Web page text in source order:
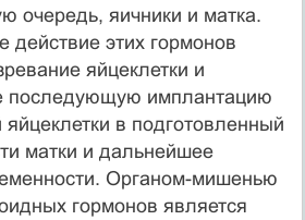
очередь, яичники и матка.
действие этих гормонов
яйцеклетки и
по­следующую имплантацию
в подготовленный
матки и дальнейшее
Органом-мишенью
гормонов является